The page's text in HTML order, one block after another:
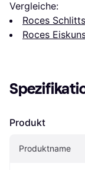
Vergleiche:
Roces
Roces
Produkt
Produktname